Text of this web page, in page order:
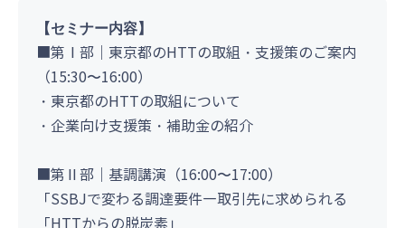
【セミナー内容】
■第Ⅰ部｜東京都のHTTの取組・支援策のご案内
（15:30〜16:00）
・東京都のHTTの取組について
・企業向け支援策・補助金の紹介
■第Ⅱ部｜基調講演（16:00〜17:00）
「SSBJで変わる調達要件―取引先に求められる
「HTTからの脱炭素」